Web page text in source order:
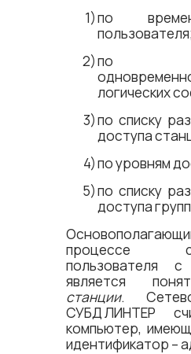
по
пользователя;
по
логических
по списку
доступа
по уровням
по списку
доступа
процессе
пользователя с
является
станции.
СУБД ЛИНТЕР
компьютер,
идентификатор –